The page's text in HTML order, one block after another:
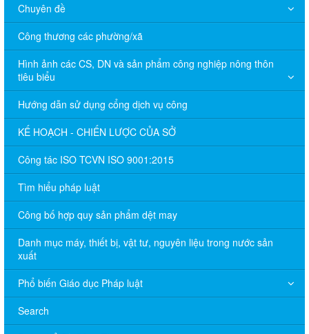
Chuyên đề
Công thương các phường/xã
Hình ảnh các CS, DN và sản phẩm công nghiệp nông thôn
tiêu biểu
Hướng dẫn sử dụng cổng dịch vụ công
KẾ HOẠCH - CHIẾN LƯỢC CỦA SỞ
Công tác ISO TCVN ISO 9001:2015
Tìm hiểu pháp luật
Công bố hợp quy sản phẩm dệt may
Danh mục máy, thiết bị, vật tư, nguyên liệu trong nước sản
xuất
Phổ biến Giáo dục Pháp luật
Search